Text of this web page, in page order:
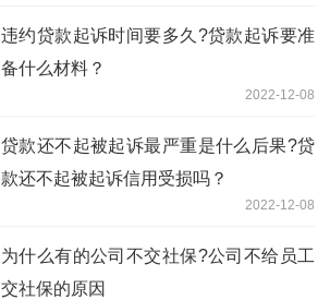
违约贷款起诉时间要多久?贷款起诉要准
备什么材料？
2022-12-08
贷款还不起被起诉最严重是什么后果?贷
款还不起被起诉信用受损吗？
2022-12-08
为什么有的公司不交社保?公司不给员工
交社保的原因